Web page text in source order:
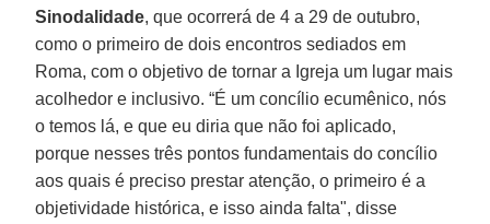
Sinodalidade, que ocorrerá de 4 a 29 de outubro,
como o primeiro de dois encontros sediados em
Roma, com o objetivo de tornar a Igreja um lugar mais
acolhedor e inclusivo. “É um concílio ecumênico, nós
o temos lá, e que eu diria que não foi aplicado,
porque nesses três pontos fundamentais do concílio
aos quais é preciso prestar atenção, o primeiro é a
objetividade histórica, e isso ainda falta", disse